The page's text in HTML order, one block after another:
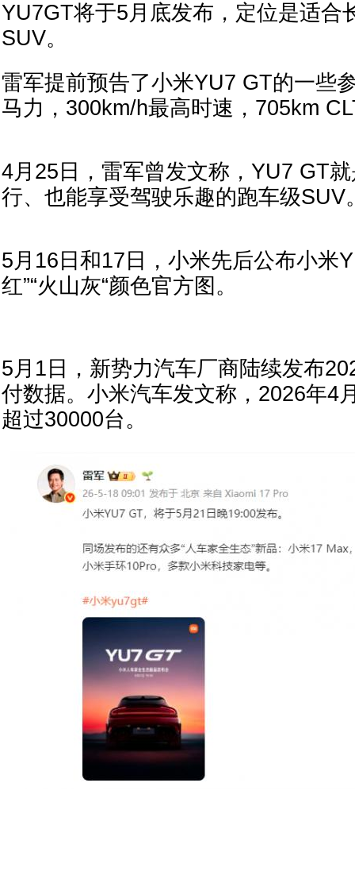
YU7GT将于5月底发布，定位是适合
SUV。
雷军提前预告了小米YU7 GT的一些
马力，300km/h最高时速，705km
4月25日，雷军曾发文称，YU7 GT
行、也能享受驾驶乐趣的跑车级SUV
5月16日和17日，小米先后公布小米
红”“火山灰“颜色官方图。
5月1日，新势力汽车厂商陆续发布
付数据。小米汽车发文称，2026年4
超过30000台。